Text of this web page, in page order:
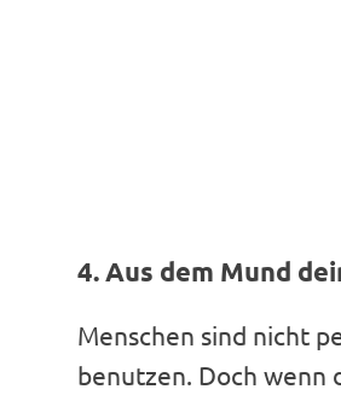
4. Aus dem Mund
Menschen sind nicht
benutzen. Doch wenn